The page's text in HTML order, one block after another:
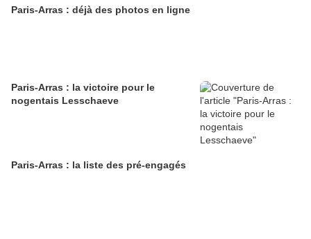
Paris-Arras : déjà des photos en ligne
Paris-Arras : la victoire pour le
nogentais Lesschaeve
Paris-Arras : la liste des pré-engagés